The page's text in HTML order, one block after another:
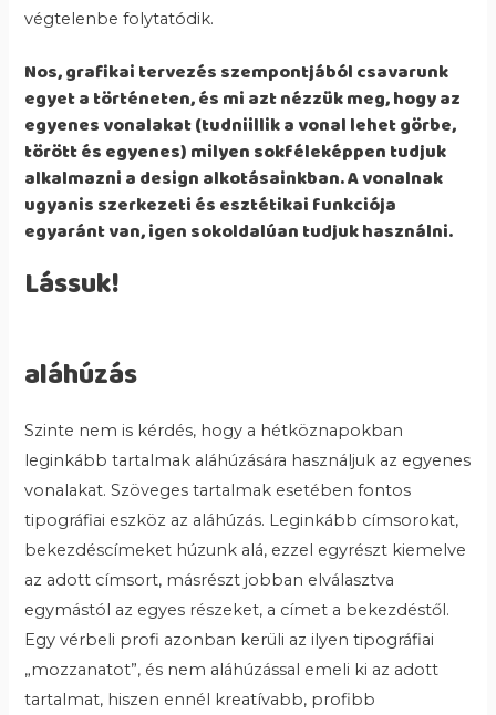
végtelenbe folytatódik.
Nos, grafikai tervezés szempontjából csavarunk
egyet a történeten, és mi azt nézzük meg, hogy az
egyenes vonalakat (tudniillik a vonal lehet görbe,
törött és egyenes) milyen sokféleképpen tudjuk
alkalmazni a design alkotásainkban. A vonalnak
ugyanis szerkezeti és esztétikai funkciója
egyaránt van, igen sokoldalúan tudjuk használni.
Lássuk!
aláhúzás
Szinte nem is kérdés, hogy a hétköznapokban
leginkább tartalmak aláhúzására használjuk az egyenes
vonalakat. Szöveges tartalmak esetében fontos
tipográfiai eszköz az aláhúzás. Leginkább címsorokat,
bekezdéscímeket húzunk alá, ezzel egyrészt kiemelve
az adott címsort, másrészt jobban elválasztva
egymástól az egyes részeket, a címet a bekezdéstől.
Egy vérbeli profi azonban kerüli az ilyen tipográfiai
„mozzanatot”, és nem aláhúzással emeli ki az adott
tartalmat, hiszen ennél kreatívabb, profibb